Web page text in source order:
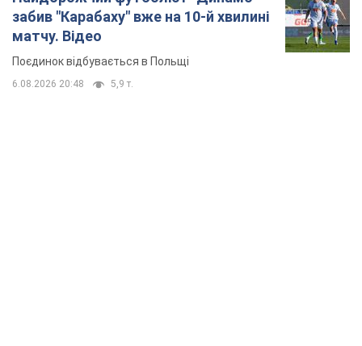
забив "Карабаху" вже на 10-й хвилині
матчу. Відео
Поєдинок відбувається в Польщі
6.08.2026 20:48 5,9 т.